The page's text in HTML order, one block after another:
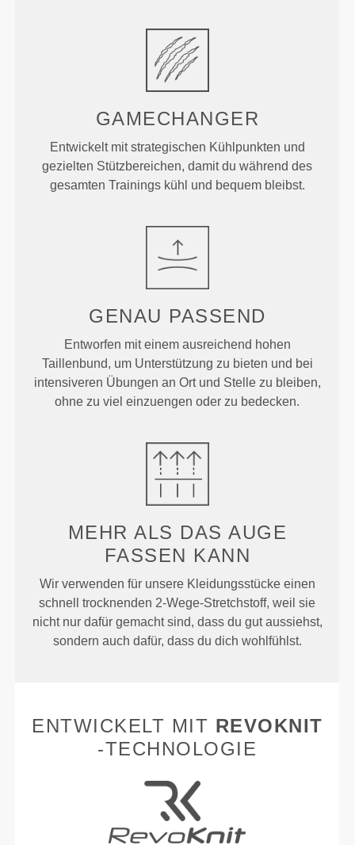
GAMECHANGER
Entwickelt mit strategischen Kühlpunkten und
gezielten Stützbereichen, damit du während des
gesamten Trainings kühl und bequem bleibst.
GENAU PASSEND
Entworfen mit einem ausreichend hohen
Taillenbund, um Unterstützung zu bieten und bei
intensiveren Übungen an Ort und Stelle zu bleiben,
ohne zu viel einzuengen oder zu bedecken.
MEHR ALS DAS AUGE
FASSEN KANN
Wir verwenden für unsere Kleidungsstücke einen
schnell trocknenden 2-Wege-Stretchstoff, weil sie
nicht nur dafür gemacht sind, dass du gut aussiehst,
sondern auch dafür, dass du dich wohlfühlst.
ENTWICKELT MIT REVOKNIT
-TECHNOLOGIE